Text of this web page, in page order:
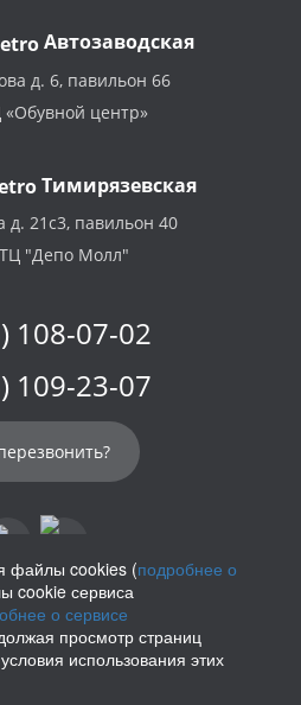
Автозаводская
д. 6, павильон 66
«Обувной центр»
Тимирязевская
д. 21с3, павильон 40
"Депо Молл"
108-07-02
109-23-07
файлы cookies (подробнее о
cookie сервиса
о сервисе
просмотр страниц
использования этих